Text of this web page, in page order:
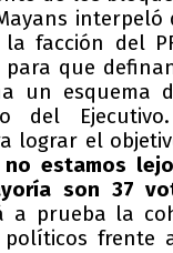
interpeló
facción del
para que
un esquema
del
lograr el
no estamos
son 37
a prueba la
políticos